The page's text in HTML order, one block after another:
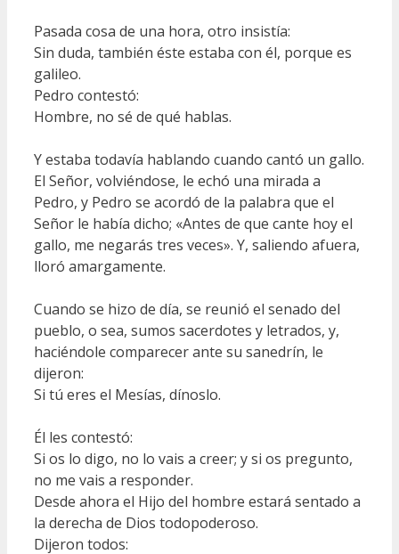
Pasada cosa de una hora, otro insistía:
Sin duda, también éste estaba con él, porque es
galileo.
Pedro contestó:
Hombre, no sé de qué hablas.
Y estaba todavía hablando cuando cantó un gallo.
El Señor, volviéndose, le echó una mirada a
Pedro, y Pedro se acordó de la palabra que el
Señor le había dicho; «Antes de que cante hoy el
gallo, me negarás tres veces». Y, saliendo afuera,
lloró amargamente.
Cuando se hizo de día, se reunió el senado del
pueblo, o sea, sumos sacerdotes y letrados, y,
haciéndole comparecer ante su sanedrín, le
dijeron:
Si tú eres el Mesías, dínoslo.
Él les contestó:
Si os lo digo, no lo vais a creer; y si os pregunto,
no me vais a responder.
Desde ahora el Hijo del hombre estará sentado a
la derecha de Dios todopoderoso.
Dijeron todos: